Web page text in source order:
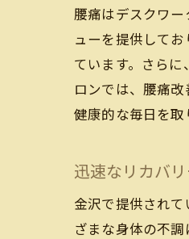
腰痛はデスクワ
ューを提供して
ています。さら
ロンでは、腰痛
健康的な毎日を取
迅速なリカバ
金沢で提供され
ざまな身体の不